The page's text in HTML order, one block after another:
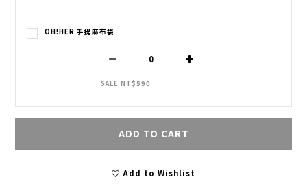
OH!HER 手提麻布袋
SALE NT$590
ADD TO CART
Add to Wishlist